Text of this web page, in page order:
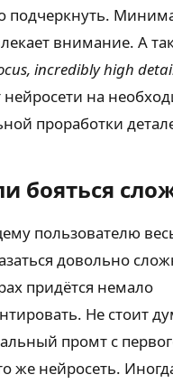
подчеркнуть.
внимание. А
incredibly high
на
проработки
бояться
пользователю
довольно
придётся немало
Не стоит
промт с
же нейросеть.